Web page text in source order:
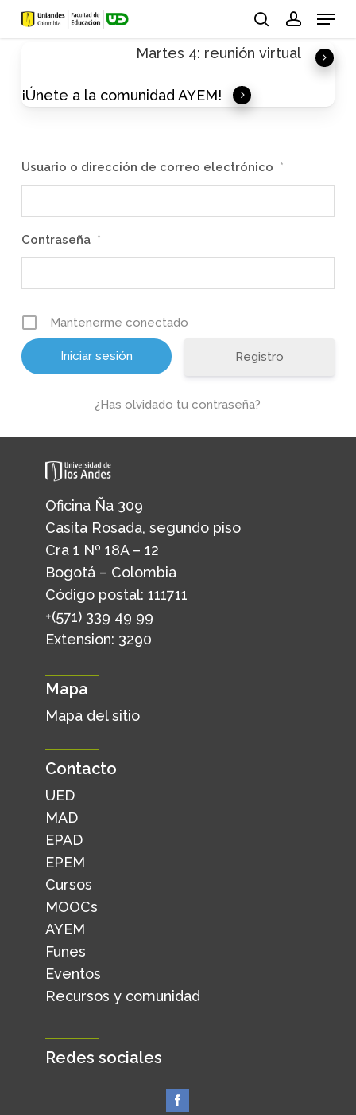
Skip
Menu
Martes 4: reunión virtual
¡Únete a la comunidad AYEM!
Usuario o dirección de correo electrónico *
Contraseña *
Mantenerme conectado
Registro
¿Has olvidado tu contraseña?
Oficina Ña 309
Casita Rosada, segundo piso
Cra 1 Nº 18A – 12
Bogotá – Colombia
Código postal: 111711
+(571) 339 49 99
Extension: 3290
Mapa
Mapa del sitio
Contacto
UED
MAD
EPAD
EPEM
Cursos
MOOCs
AYEM
Funes
Eventos
Recursos y comunidad
Redes sociales